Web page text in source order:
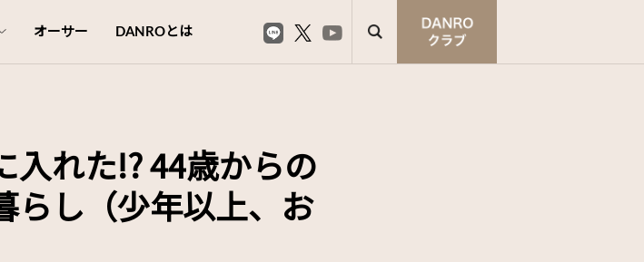
オーサー DANROとは
入れた!? 44歳からの
らし（少年以上、お